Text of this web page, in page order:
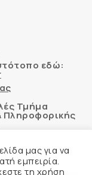
εδώ:
Τμήμα
μας για να
εμπειρία.
τη χρήση